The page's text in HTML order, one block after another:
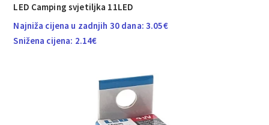
LED Camping svjetiljka 11LED
Najniža cijena u zadnjih 30 dana: 3.05€
Snižena cijena: 2.14€